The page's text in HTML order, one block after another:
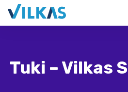
Tuki – Vilkas